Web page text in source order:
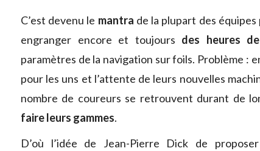
C’est devenu le mantra de la plupart des
engranger encore et toujours des heures
paramètres de la navigation sur foils. Problème :
pour les uns et l’attente de leurs nouvelles
nombre de coureurs se retrouvent durant de
faire leurs gammes.
D’où l’idée de Jean-Pierre Dick de proposer